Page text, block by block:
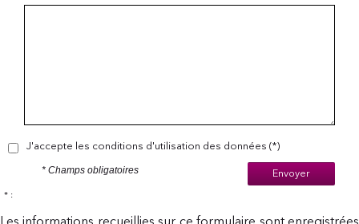
J'accepte les conditions d'utilisation des données (*)
Envoyer
* Champs obligatoires
* :